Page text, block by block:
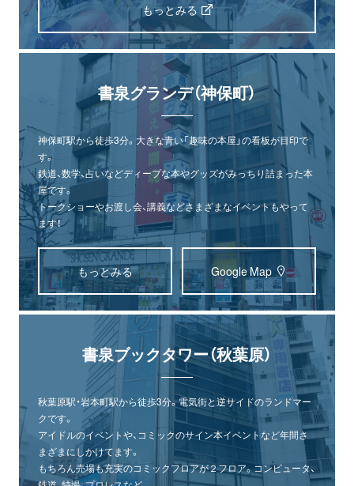
もっとみる
書泉グランデ（神保町）
神保町駅から徒歩3分。大きな青い「趣味の本屋」の看板が目印で
す。
鉄道、数学、占いなどディープな本やグッズがみっちり詰まった本
屋です。
トークショーやお渡し会、講義などさまざまなイベントもやって
ます！
もっとみる Google Map
書泉ブックタワー（秋葉原）
秋葉原駅・岩本町駅から徒歩3分。電気街と逆サイドのランドマー
クです。
アイドルのイベントや、コミックのサイン本イベントなど年間さ
まざまにしかけてます。
もちろん売場も充実のコミックフロアが２フロア。コンピュータ、